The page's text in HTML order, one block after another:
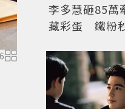
6 天秤座要好好挑選另
李多慧砸85萬
藏彩蛋 鐵粉